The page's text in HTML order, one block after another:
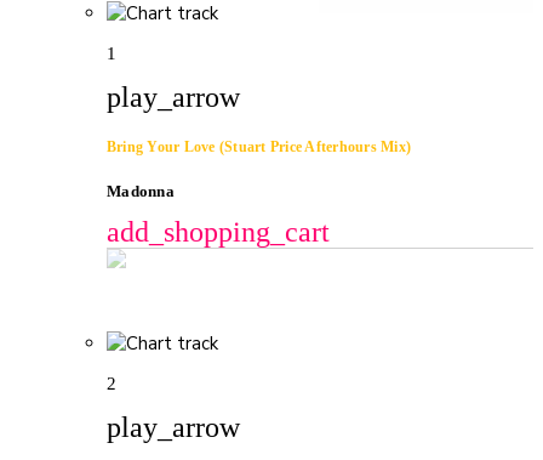
1
play_arrow
Bring Your Love (Stuart Price Afterhours Mix)
Madonna
add_shopping_cart
play_arrow
2
play_arrow